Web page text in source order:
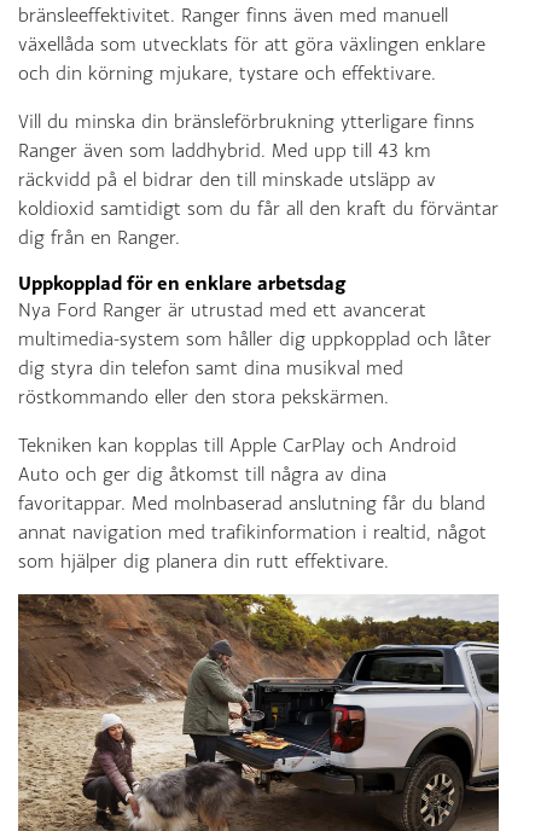
bränsleeffektivitet. Ranger finns även med manuell
växellåda som utvecklats för att göra växlingen enklare
och din körning mjukare, tystare och effektivare.
Vill du minska din bränsleförbrukning ytterligare finns
Ranger även som laddhybrid. Med upp till 43 km
räckvidd på el bidrar den till minskade utsläpp av
koldioxid samtidigt som du får all den kraft du förväntar
dig från en Ranger.
Uppkopplad för en enklare arbetsdag
Nya Ford Ranger är utrustad med ett avancerat
multimedia-system som håller dig uppkopplad och låter
dig styra din telefon samt dina musikval med
röstkommando eller den stora pekskärmen.
Tekniken kan kopplas till Apple CarPlay och Android
Auto och ger dig åtkomst till några av dina
favoritappar. Med molnbaserad anslutning får du bland
annat navigation med trafikinformation i realtid, något
som hjälper dig planera din rutt effektivare.